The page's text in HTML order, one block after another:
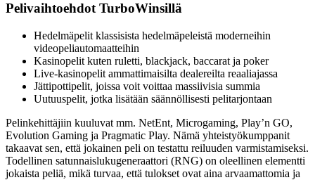
Pelivaihtoehdot TurboWinsillä
Hedelmäpelit klassisista hedelmäpeleistä moderneihin
videopeliautomaatteihin
Kasinopelit kuten ruletti, blackjack, baccarat ja poker
Live-kasinopelit ammattimaisilta dealereilta reaaliajassa
Jättipottipelit, joissa voit voittaa massiivisia summia
Uutuuspelit, jotka lisätään säännöllisesti pelitarjontaan
Pelinkehittäjiin kuuluvat mm. NetEnt, Microgaming, Play’n GO,
Evolution Gaming ja Pragmatic Play. Nämä yhteistyökumppanit
takaavat sen, että jokainen peli on testattu reiluuden varmistamiseksi.
Todellinen satunnaislukugeneraattori (RNG) on oleellinen elementti
jokaista peliä, mikä turvaa, että tulokset ovat aina arvaamattomia ja